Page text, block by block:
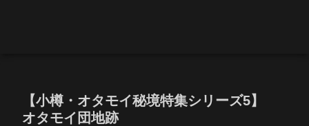
【小樽・オタモイ秘境特集シリーズ5】
オタモイ団地跡